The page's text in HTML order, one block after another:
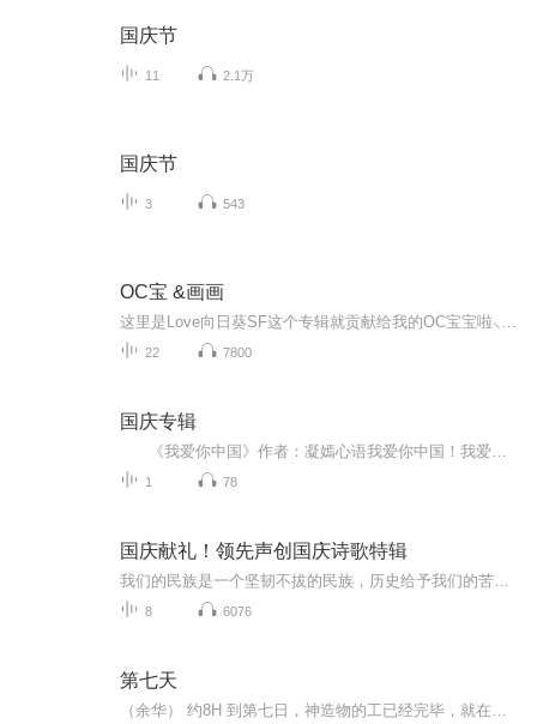
国庆节
11 2.1万
国庆节
3 543
OC宝 &画画
22 7800
国庆专辑
1 78
国庆献礼！领先声创国庆诗歌特辑
8 6076
第七天